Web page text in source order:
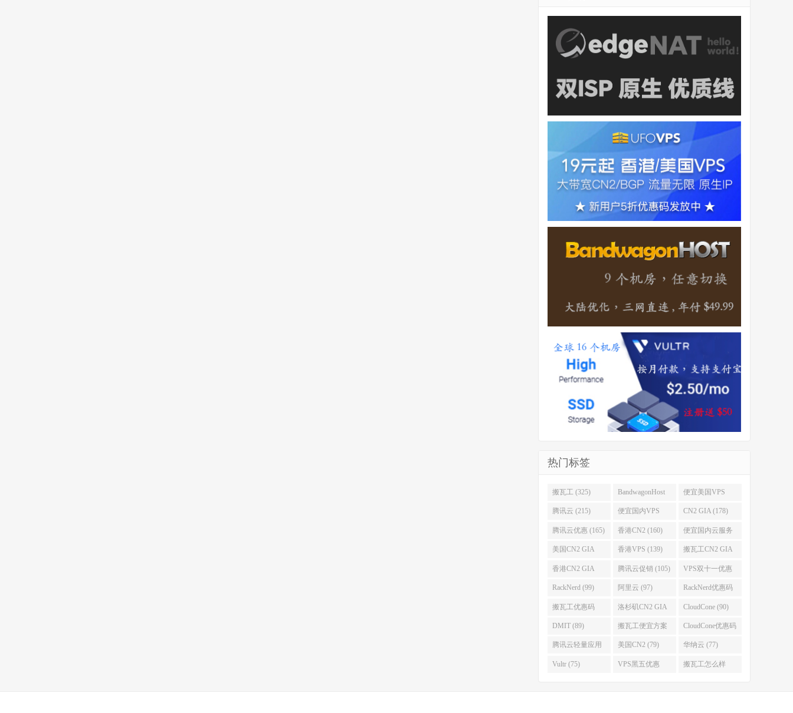
热门标签
搬瓦工 (325) BandwagonHost
(223)
便宜美国VPS
(222)
腾讯云 (215) 便宜国内VPS
(184)
CN2 GIA (178)
腾讯云优惠 (165) 香港CN2 (160) 便宜国内云服务
器 (152)
美国CN2 GIA
(141)
香港VPS (139) 搬瓦工CN2 GIA
(118)
香港CN2 GIA
(111)
腾讯云促销 (105) VPS双十一优惠
(102)
RackNerd (99) 阿里云 (97) RackNerd优惠码
(93)
搬瓦工优惠码
(92)
洛杉矶CN2 GIA
(92)
CloudCone (90)
DMIT (89) 搬瓦工便宜方案
(86)
CloudCone优惠码
(82)
腾讯云轻量应用
服务器 (82)
美国CN2 (79) 华纳云 (77)
Vultr (75) VPS黑五优惠 搬瓦工怎么样